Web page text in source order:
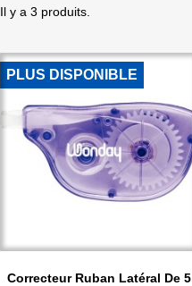
Il y a 3 produits.
 Aperçu rapide
Correcteur Ruban Latéral De 5
PLUS DISPONIBLE